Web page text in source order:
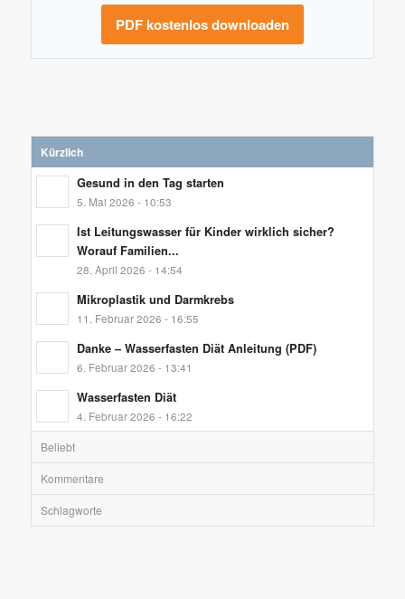
PDF kostenlos downloaden
Kürzlich
Gesund in den Tag starten
5. Mai 2026 - 10:53
Ist Leitungswasser für Kinder wirklich sicher?
Worauf Familien...
28. April 2026 - 14:54
Mikroplastik und Darmkrebs
11. Februar 2026 - 16:55
Danke – Wasserfasten Diät Anleitung (PDF)
6. Februar 2026 - 13:41
Wasserfasten Diät
4. Februar 2026 - 16:22
Beliebt
Kommentare
Schlagworte